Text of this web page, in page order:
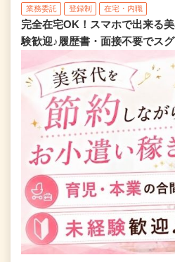
業務委託 登録制 在宅・内職
完全在宅OK！スマホで出来る
験歓迎♪履歴書・面接不要でス